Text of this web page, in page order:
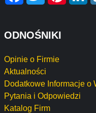
ODNOŚNIKI
Opinie o Firmie
Aktualności
Dodatkowe Informacje o
Pytania i Odpowiedzi
Katalog Firm